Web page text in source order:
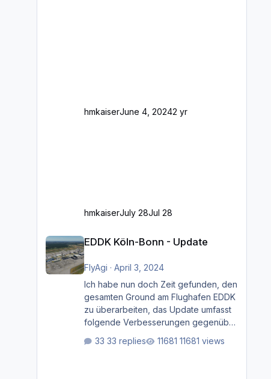
hmkaiserJune 4, 20242 yr
hmkaiserJuly 28Jul 28
EDDK Köln-Bonn - Update
FlyAgi · April 3, 2024
Ich habe nun doch Zeit gefunden, den
gesamten Ground am Flughafen EDDK
zu überarbeiten, das Update umfasst
folgende Verbesserungen gegenüber
Aktualisierte Bodenmarkierungen (der
33 replies 11681 views